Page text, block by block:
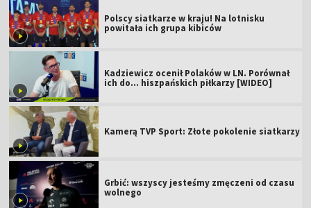
Polscy siatkarze w kraju! Na lotnisku
powitała ich grupa kibiców
Kadziewicz ocenił Polaków w LN. Porównał
ich do... hiszpańskich piłkarzy [WIDEO]
Kamerą TVP Sport: Złote pokolenie siatkarzy
Grbić: wszyscy jesteśmy zmęczeni od czasu
wolnego